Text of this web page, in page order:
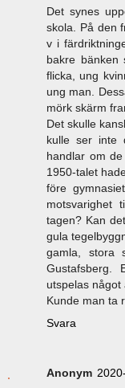
Det synes
skola. På den
v i
bakre
flicka, ung
ung man.
mörk skärm
Det skulle
kulle ser inte
handlar om
1950-talet
före
motsvarighet
tagen? Kan
gula
gamla, stora
Gustafsberg.
utspelas något
Kunde man ta
Svara
Anonym